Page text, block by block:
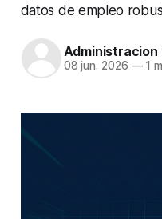
datos de empleo
Administracion
08 jun. 2026 —1